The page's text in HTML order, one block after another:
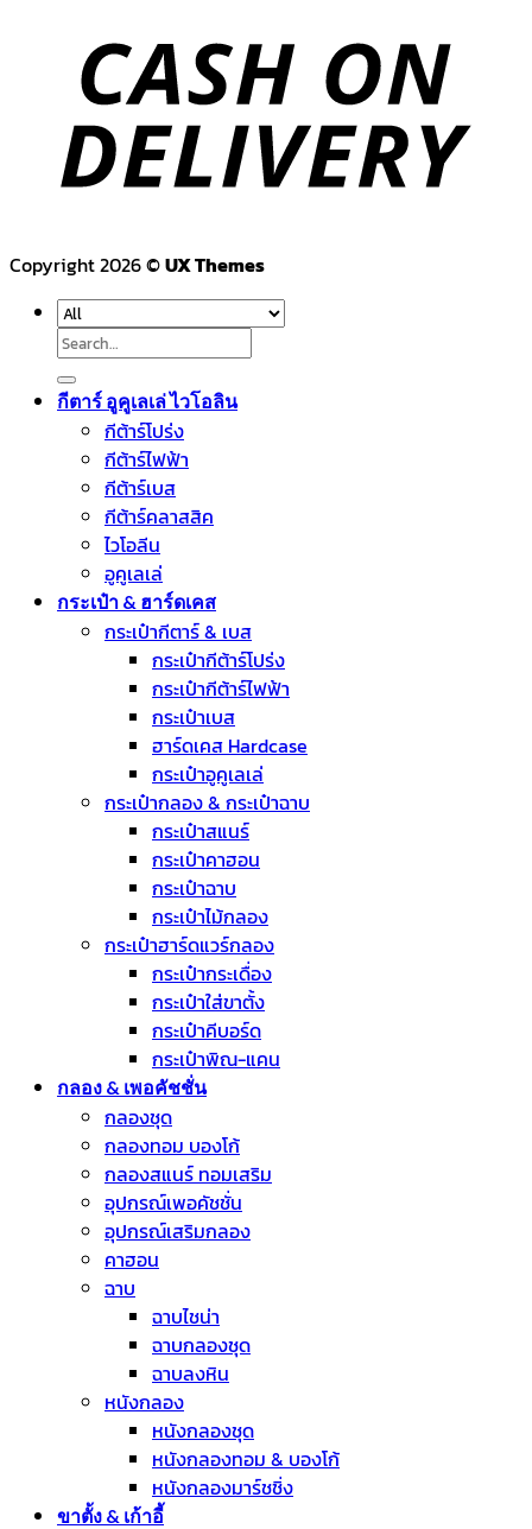
Copyright 2026 ©UX Themes
Search
for:
กีตาร์ อูคูเลเล่ ไวโอลิน
กีต้าร์โปร่ง
กีต้าร์ไฟฟ้า
กีต้าร์เบส
กีต้าร์คลาสสิค
ไวโอลีน
อูคูเลเล่
กระเป๋า & ฮาร์ดเคส
กระเป๋ากีตาร์ & เบส
กระเป๋ากีต้าร์โปร่ง
กระเป๋ากีต้าร์ไฟฟ้า
กระเป๋าเบส
ฮาร์ดเคส Hardcase
กระเป๋าอูคูเลเล่
กระเป๋ากลอง & กระเป๋าฉาบ
กระเป๋าสแนร์
กระเป๋าคาฮอน
กระเป๋าฉาบ
กระเป๋าไม้กลอง
กระเป๋าฮาร์ดแวร์กลอง
กระเป๋ากระเดื่อง
กระเป๋าใส่ขาตั้ง
กระเป๋าคีบอร์ด
กระเป๋าพิณ-แคน
กลอง & เพอคัชชั่น
กลองชุด
กลองทอม บองโก้
กลองสแนร์ ทอมเสริม
อุปกรณ์เพอคัชชั่น
อุปกรณ์เสริมกลอง
คาฮอน
ฉาบ
ฉาบไชน่า
ฉาบกลองชุด
ฉาบลงหิน
หนังกลอง
หนังกลองชุด
หนังกลองทอม & บองโก้
หนังกลองมาร์ชชิ่ง
ขาตั้ง & เก้าอี้